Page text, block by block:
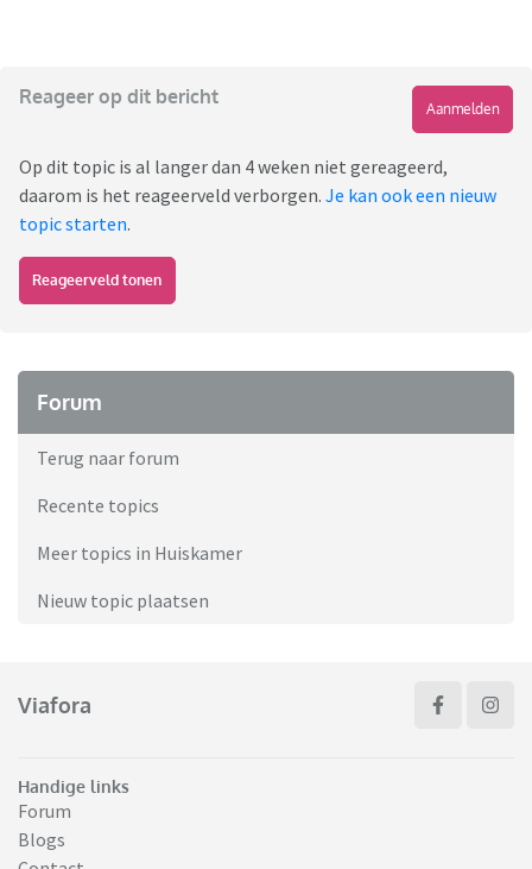
Reageer op dit bericht
Aanmelden
Op dit topic is al langer dan 4 weken niet gereageerd,
daarom is het reageerveld verborgen. Je kan ook een nieuw
topic starten.
Reageerveld tonen
Forum
Terug naar forum
Recente topics
Meer topics in Huiskamer
Nieuw topic plaatsen
Viafora
Handige links
Forum
Blogs